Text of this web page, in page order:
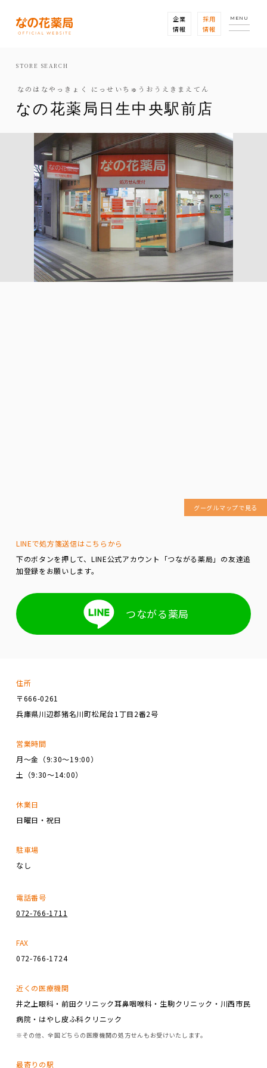
企業
情報
採用
情報
MENU
STORE SEARCH
なのはなやっきょく にっせいちゅうおうえきまえてん
なの花薬局日生中央駅前店
グーグルマップで見る
LINEで処方箋送信はこちらから
下のボタンを押して、LINE公式アカウント「つながる薬局」の友達追
加登録をお願いします。
つながる薬局
住所
〒666-0261
兵庫県川辺郡猪名川町松尾台1丁目2番2号
営業時間
月～金（9:30～19:00）
土（9:30～14:00）
休業日
日曜日・祝日
駐車場
なし
電話番号
072-766-1711
FAX
072-766-1724
近くの医療機関
井之上眼科・前田クリニック耳鼻咽喉科・生駒クリニック・川西市民
病院・はやし皮ふ科クリニック
※その他、全国どちらの医療機関の処方せんもお受けいたします。
最寄りの駅